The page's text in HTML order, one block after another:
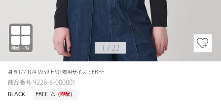
身長177 B74 W59 H90 着用サイズ：FREE
1 / 22
商品番号 9228-6-000001
BLACK FREE △ （即配）